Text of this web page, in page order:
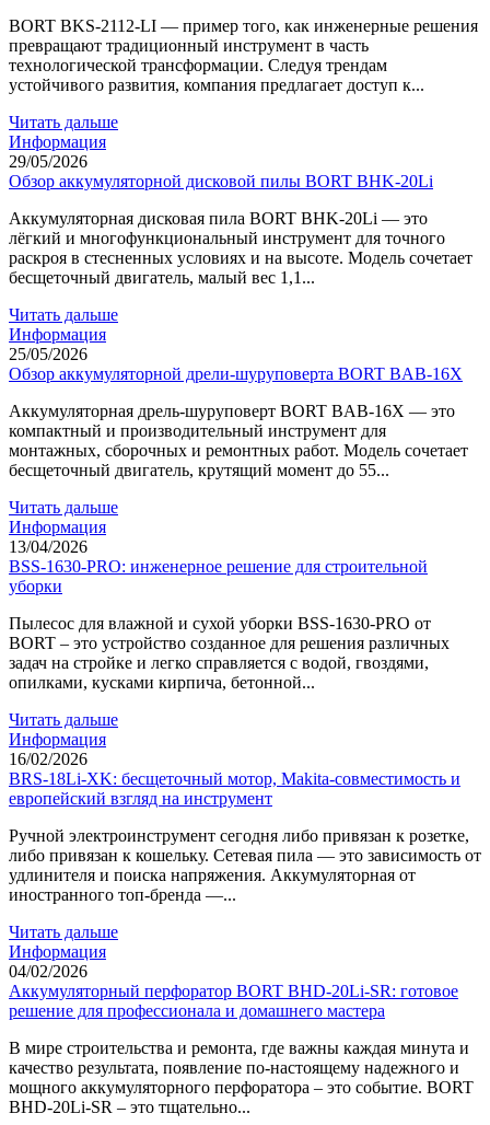
BORT BKS-2112-LI — пример того, как инженерные решения
превращают традиционный инструмент в часть
технологической трансформации. Следуя трендам
устойчивого развития, компания предлагает доступ к...
Читать дальше
Информация
29/05/2026
Обзор аккумуляторной дисковой пилы BORT BHK-20Li
Аккумуляторная дисковая пила BORT BHK-20Li — это
лёгкий и многофункциональный инструмент для точного
раскроя в стесненных условиях и на высоте. Модель сочетает
бесщеточный двигатель, малый вес 1,1...
Читать дальше
Информация
25/05/2026
Обзор аккумуляторной дрели-шуруповерта BORT BAB-16X
Аккумуляторная дрель-шуруповерт BORT BAB-16X — это
компактный и производительный инструмент для
монтажных, сборочных и ремонтных работ. Модель сочетает
бесщеточный двигатель, крутящий момент до 55...
Читать дальше
Информация
13/04/2026
BSS-1630-PRO: инженерное решение для строительной
уборки
Пылесос для влажной и сухой уборки BSS-1630-PRO от
BORT – это устройство созданное для решения различных
задач на стройке и легко справляется с водой, гвоздями,
опилками, кусками кирпича, бетонной...
Читать дальше
Информация
16/02/2026
BRS-18Li-XK: бесщеточный мотор, Makita-совместимость и
европейский взгляд на инструмент
Ручной электроинструмент сегодня либо привязан к розетке,
либо привязан к кошельку. Сетевая пила — это зависимость от
удлинителя и поиска напряжения. Аккумуляторная от
иностранного топ-бренда —...
Читать дальше
Информация
04/02/2026
Аккумуляторный перфоратор BORT BHD-20Li-SR: готовое
решение для профессионала и домашнего мастера
В мире строительства и ремонта, где важны каждая минута и
качество результата, появление по-настоящему надежного и
мощного аккумуляторного перфоратора – это событие. BORT
BHD-20Li-SR – это тщательно...